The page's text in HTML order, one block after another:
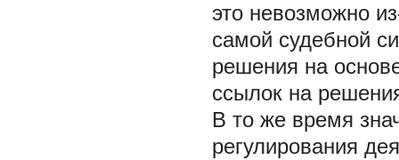
это невозможно
самой судебной
решения на
ссылок на
В то же время
регулирования